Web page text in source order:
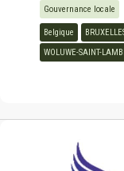
Gouvernance locale
Belgique
WOLUWE-SAINT-